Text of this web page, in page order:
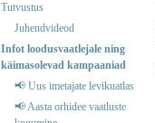
Tutvustus
Juhendvideod
Infot loodusvaatlejale ning
käimasolevad kampaaniad
📢 Uus imetajate levikuatlas
📢 Aasta orhidee vaatluste